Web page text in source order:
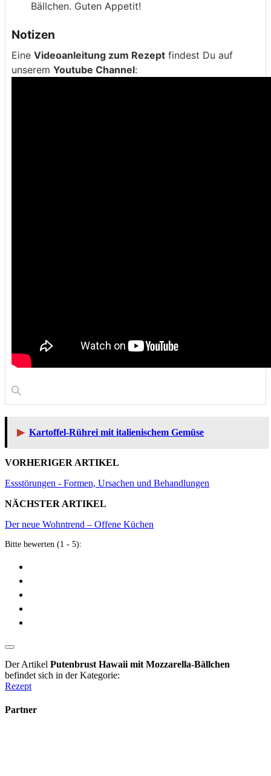
Bällchen. Guten Appetit!
Notizen
Eine Videoanleitung zum Rezept findest Du auf
unserem Youtube Channel:
▶ Kartoffel-Rührei mit italienischem Gemüse
VORHERIGER ARTIKEL
Essstörungen - Formen, Ursachen und Behandlungen
NÄCHSTER ARTIKEL
Der neue Wohntrend – Offene Küchen
Bitte bewerten (1 - 5):
Der Artikel Putenbrust Hawaii mit Mozzarella-Bällchen
befindet sich in der Kategorie:
Rezept
Partner